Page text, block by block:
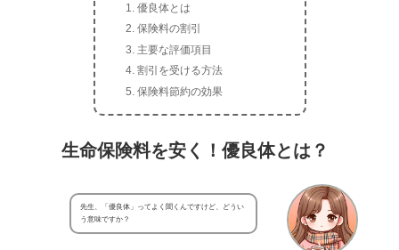
優良体とは
保険料の割引
主要な評価項目
割引を受ける方法
保険料節約の効果
生命保険料を安く！優良体とは？
先生、「優良体」ってよく聞くんですけど、どうい
う意味ですか？